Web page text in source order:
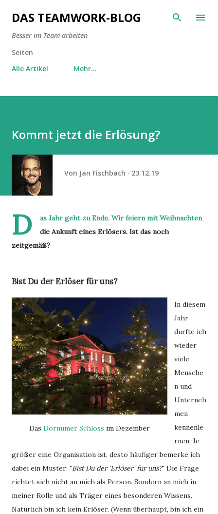
Direkt zum Hauptbereich
DAS TEAMWORK-BLOG
Besser im Team arbeiten
Seiten
Alle Artikel
Mehr…
Kommt jetzt die Erlösung?
Von Jan Fischbach 23.12.19
D
as Jahr geht zu Ende. Wir feiern mit Weihnachten
die Ankunft eines Erlösers. Ist das noch
zeitgemäß?
Bist Du der Erlöser für uns?
Das Dornumer Schloss im Dezember
In diesem
Jahr
durfte ich
wieder
viele
Mensche
n und
Unterneh
men
kennenle
rnen. Je
größer eine Organisation ist, desto häufiger bemerke ich
dabei ein Muster: "Bist Du der 'Erlöser' für uns?" Die Frage
richtet sich nicht an mich als Person. Sondern an mich in
meiner Rolle und als Träger eines besonderen Wissens.
Natürlich bin ich kein Erlöser. (Wenn überhaupt, bin ich ein